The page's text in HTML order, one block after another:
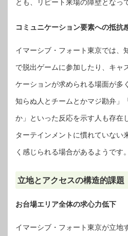
とも、リピート来場の障壁となっ
コミュニケーション要素への抵抗
イマーシブ・フォート東京では、
で脱出ゲームに参加したり、キャ
ケーションが求められる場面が多
知らぬ人とチームとかマジ勘弁」
か」といった反応を示す人も存在
ターテインメントに慣れていない
く感じられる場合があるようです。
立地とアクセスの構造的課題
お台場エリア全体の求心力低下
イマーシブ・フォート東京が立地